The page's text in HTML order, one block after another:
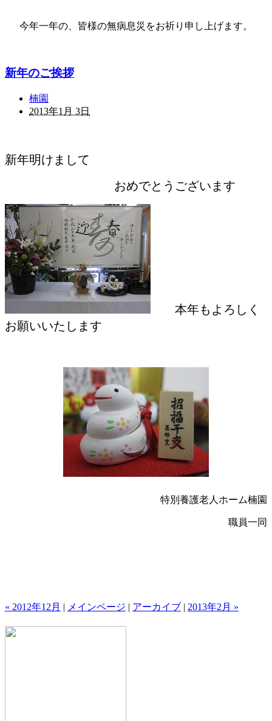
今年一年の、皆様の無病息災をお祈り申し上げます。
新年のご挨拶
楠園
2013年1月 3日
新年明けまして
おめでとうございます
本年もよろしく
お願いいたします
特別養護老人ホーム楠園
職員一同
« 2012年12月 | メインページ | アーカイブ | 2013年2月 »